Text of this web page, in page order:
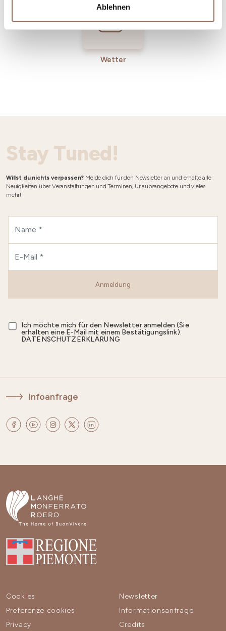
Ablehnen
Wetter
Stay Tuned!
Willst du nichts verpassen? Melde dich für den Newsletter an und erhalte alle
Neuigkeiten über Veranstaltungen und Terminen, Urlaubsangebote und vieles
mehr!
Anmeldung
Ich möchte mich für den Newsletter anmelden (Sie
erhalten eine E-Mail mit einem Bestätigungslink).
DATENSCHUTZERKLÄRUNG
Infoanfrage
Cookies
Preferenze cookies
Privacy
Newsletter
Informationsanfrage
Credits